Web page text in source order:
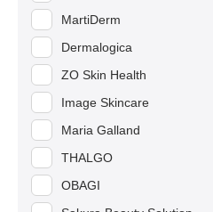
MartiDerm
Dermalogica
ZO Skin Health
Image Skincare
Maria Galland
THALGO
OBAGI